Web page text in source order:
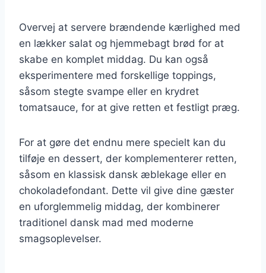
Overvej at servere brændende kærlighed med
en lækker salat og hjemmebagt brød for at
skabe en komplet middag. Du kan også
eksperimentere med forskellige toppings,
såsom stegte svampe eller en krydret
tomatsauce, for at give retten et festligt præg.
For at gøre det endnu mere specielt kan du
tilføje en dessert, der komplementerer retten,
såsom en klassisk dansk æblekage eller en
chokoladefondant. Dette vil give dine gæster
en uforglemmelig middag, der kombinerer
traditionel dansk mad med moderne
smagsoplevelser.